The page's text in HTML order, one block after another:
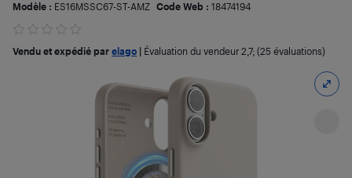
Modèle : ES16MSSC67-ST-AMZ Code Web : 18474194
Vendu et expédié par elago Évaluation du vendeur 2,7; (25 évaluations)